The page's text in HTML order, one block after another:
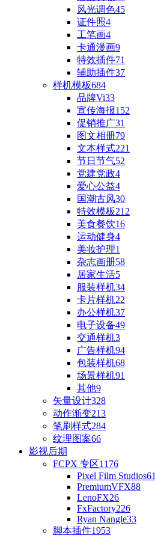
风光调色45
证件照4
工笔画4
卡通漫画9
特效插件71
辅助插件37
样机模板684
品牌Vi33
宣传海报152
促销推广31
图文相册79
文本样式221
节日节气52
党建党政4
爱心公益4
国潮古风30
特效模板212
美食餐饮16
运动健身4
美妆护理1
杂志画册58
居家生活5
服装样机34
卡片样机22
办公样机37
电子设备49
交通样机3
广告样机94
包装样机68
场景样机91
其他9
矢量设计328
动作渐变213
笔刷样式284
纹理图案66
影视后期
FCPX 专区1176
Pixel Film Studios61
PremiumVFX88
LenoFX26
FxFactory226
Ryan Nangle33
脚本插件1953